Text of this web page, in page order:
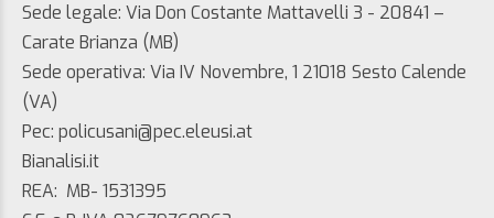
Sede legale: Via Don Costante Mattavelli 3 - 20841 –
Carate Brianza (MB)
Sede operativa: Via IV Novembre, 1 21018 Sesto Calende
(VA)
Pec: policusani@pec.eleusi.at
Bianalisi.it
REA: MB- 1531395